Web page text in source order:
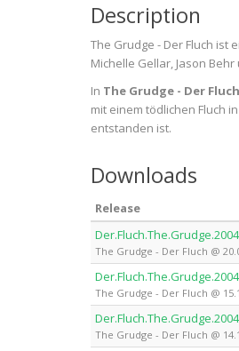
Description
The Grudge - Der Fluch ist
Michelle Gellar, Jason Behr
In The Grudge - Der Fluch
mit einem tödlichen Fluch
entstanden ist.
Downloads
Release
The Grudge - Der Fluch @
The Grudge - Der Fluch @
The Grudge - Der Fluch @